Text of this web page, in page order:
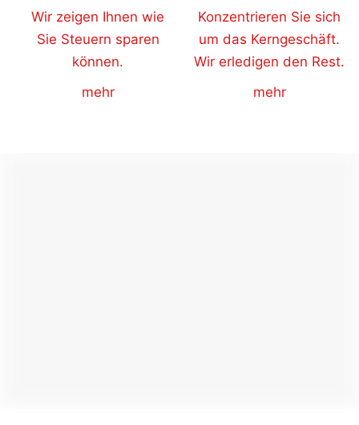
Wir zeigen Ihnen wie
Sie Steuern sparen
können.
mehr
Konzentrieren Sie sich
um das Kerngeschäft.
Wir erledigen den Rest.
mehr